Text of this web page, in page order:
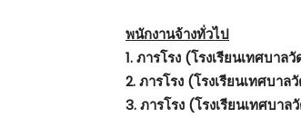
พนักงานจ้างทั่วไป
1. ภารโรง (โรงเรียนเทศบาล
2. ภารโรง (โรงเรียนเทศบา
3. ภารโรง (โรงเรียนเทศบา